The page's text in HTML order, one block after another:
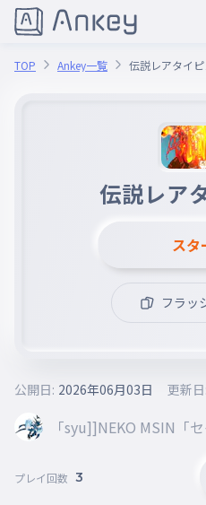
TOP Ankey一覧 伝説レアタイ
伝説レア
スタ
フラッ
「syu]]NEKO MSIN「
公開日: 2026年06月03日 更新日:
プレイ回数 3